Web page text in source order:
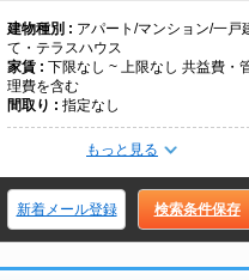
建物種別
アパート/マンション/一戸
て・テラスハウス
家賃
下限なし ~ 上限なし 共益費・
理費を含む
間取り
指定なし
もっと見る
新着メール登録 検索条件保存